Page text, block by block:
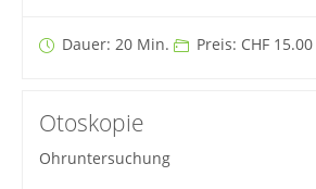
Dauer: 20 Min. Preis: CHF 15.00
Otoskopie
Ohruntersuchung